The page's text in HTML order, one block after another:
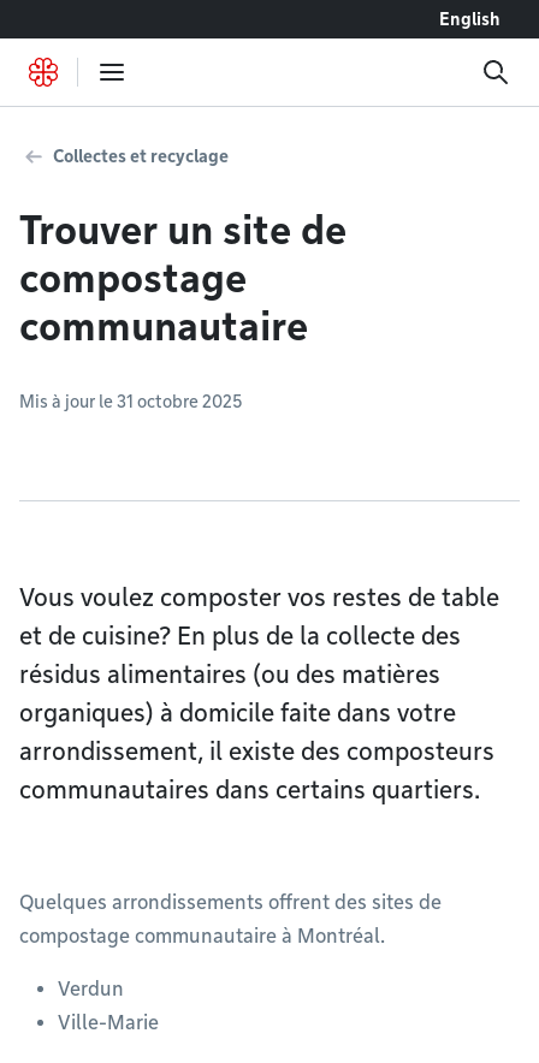
English
Collectes et recyclage
Trouver un site de
compostage
communautaire
Mis à jour le 31 octobre 2025
Vous voulez composter vos restes de table
et de cuisine? En plus de la collecte des
résidus alimentaires (ou des matières
organiques) à domicile faite dans votre
arrondissement, il existe des composteurs
communautaires dans certains quartiers.
Quelques arrondissements offrent des sites de
compostage communautaire à Montréal.
Verdun
Ville-Marie